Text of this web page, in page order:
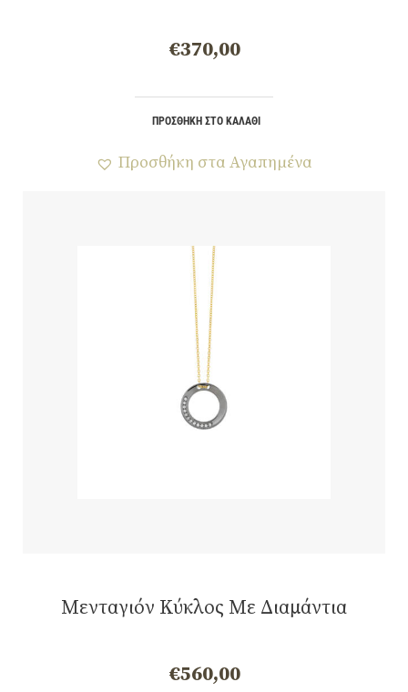
€370,00
ΠΡΟΣΘΉΚΗ ΣΤΟ ΚΑΛΆΘΙ
Προσθήκη στα Αγαπημένα
Μενταγιόν Κύκλος Με Διαμάντια
€560,00